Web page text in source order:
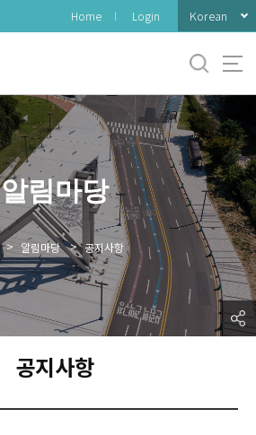
Home Login Korean
알림마당
> 알림마당 > 공지사항
공지사항